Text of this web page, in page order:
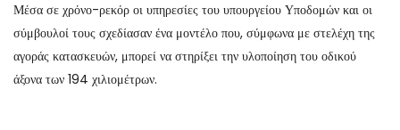
Μέσα σε χρόνο-ρεκόρ οι υπηρεσίες του υπουργείου Υποδομών και οι
σύμβουλοί τους σχεδίασαν ένα μοντέλο που, σύμφωνα με στελέχη της
αγοράς κατασκευών, μπορεί να στηρίξει την υλοποίηση του οδικού
άξονα των 194 χιλιομέτρων.